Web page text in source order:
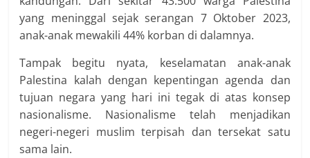
yang meninggal sejak serangan 7 Oktober 2023,
anak-anak mewakili 44% korban di dalamnya.
Tampak begitu nyata, keselamatan anak-anak
Palestina kalah dengan kepentingan agenda dan
tujuan negara yang hari ini tegak di atas konsep
nasionalisme. Nasionalisme telah menjadikan
negeri-negeri muslim terpisah dan tersekat satu
sama lain.